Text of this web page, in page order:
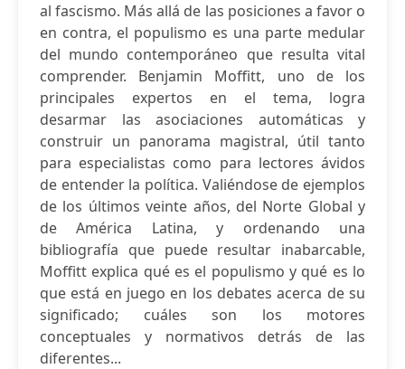
al fascismo. Más allá de las posiciones a favor o
en contra, el populismo es una parte medular
del mundo contemporáneo que resulta vital
comprender. Benjamin Moffitt, uno de los
principales expertos en el tema, logra
desarmar las asociaciones automáticas y
construir un panorama magistral, útil tanto
para especialistas como para lectores ávidos
de entender la política. Valiéndose de ejemplos
de los últimos veinte años, del Norte Global y
de América Latina, y ordenando una
bibliografía que puede resultar inabarcable,
Moffitt explica qué es el populismo y qué es lo
que está en juego en los debates acerca de su
significado; cuáles son los motores
conceptuales y normativos detrás de las
diferentes...